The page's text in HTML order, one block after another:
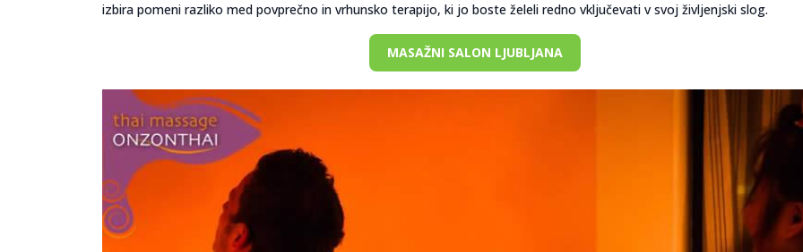
izbira pomeni razliko med povprečno in vrhunsko terapijo, ki jo boste želeli redno vključevati v svoj življenjski slog.
MASAŽNI SALON LJUBLJANA